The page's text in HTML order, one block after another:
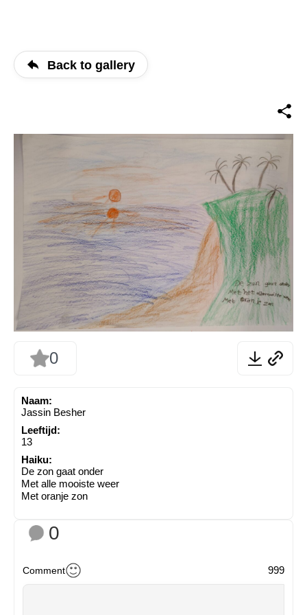
Back to gallery
0
Naam:
Jassin Besher
Leeftijd:
13
Haiku:
De zon gaat onder
Met alle mooiste weer
Met oranje zon
0
Comment 999